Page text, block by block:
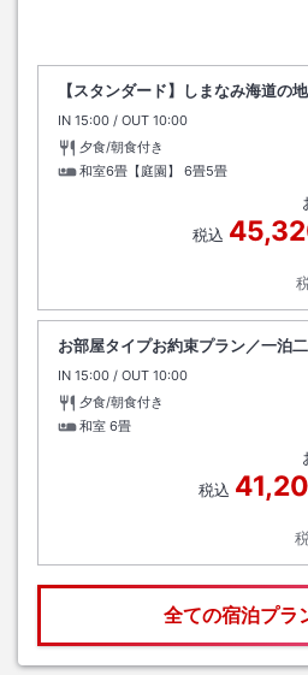
【スタンダード】しまなみ海道の
IN チェックイン
15:00 / OUT チェックアウト
10:00
夕食/朝食付き
和室6畳【庭園】
6畳5畳
税込
お部屋タイプお約束プラン／一泊
IN チェックイン
15:00 / OUT チェックアウト
10:00
夕食/朝食付き
和室 6畳
税込
全ての宿泊プラ